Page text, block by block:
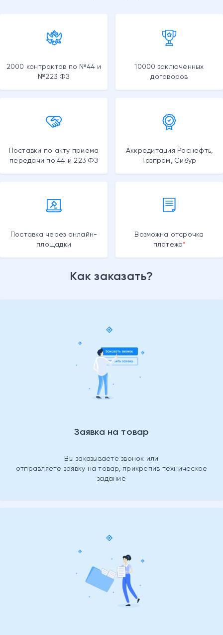
2000 контрактов по №44 и
№223 ФЗ
10000 заключенных
договоров
Поставки по акту приема
передачи по 44 и 223 ФЗ
Аккредитация Роснефть,
Газпром, Сибур
Поставка через онлайн-
площадки
Возможна отсрочка
платежа
Как заказать?
Заявка на товар
Вы заказываете звонок или
отправляете заявку на товар, прикрепив техническое
задание